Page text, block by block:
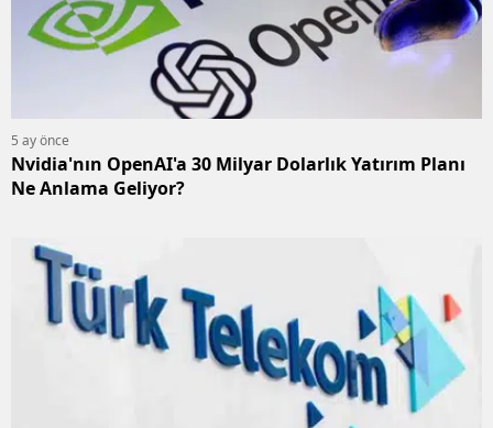
5 ay önce
Nvidia'nın OpenAI'a 30 Milyar Dolarlık Yatırım Planı
Ne Anlama Geliyor?